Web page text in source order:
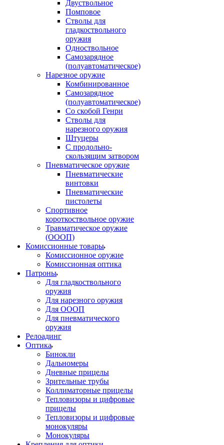
Двуствольное
Помповое
Стволы для
гладкоствольного
оружия
Одноствольное
Самозарядное
(полуавтоматическое)
Нарезное оружие
Комбинированное
Самозарядное
(полуавтоматическое)
Со скобой Генри
Стволы для
нарезного оружия
Штуцеры
С продольно-
скользящим затвором
Пневматическое оружие
Пневматические
винтовки
Пневматические
пистолеты
Спортивное
короткоствольное оружие
Травматическое оружие
(ОООП)
Комиссионные товары
Комиссионное оружие
Комиссионная оптика
Патроны
Для гладкоствольного
оружия
Для нарезного оружия
Для ОООП
Для пневматического
оружия
Релоадинг
Оптика
Бинокли
Дальномеры
Дневные прицелы
Зрительные трубы
Коллиматорные прицелы
Тепловизоры и цифровые
прицелы
Тепловизоры и цифровые
монокуляры
Монокуляры